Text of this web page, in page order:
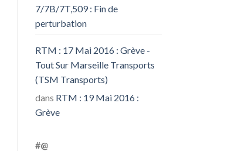
7/7B/7T,509 : Fin de
perturbation
RTM : 17 Mai 2016 : Grève -
Tout Sur Marseille Transports
(TSM Transports)
dans RTM : 19 Mai 2016 :
Grève
#@